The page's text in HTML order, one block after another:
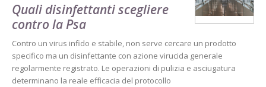
Quali disinfettanti scegliere
contro la Psa
Contro un virus infido e stabile, non serve cercare un prodotto
specifico ma un disinfettante con azione virucida generale
regolarmente registrato. Le operazioni di pulizia e asciugatura
determinano la reale efficacia del protocollo